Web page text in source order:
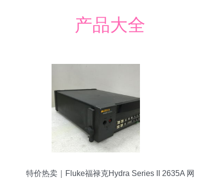
产品大全
特价热卖｜Fluke福禄克Hydra Series II 2635A 网